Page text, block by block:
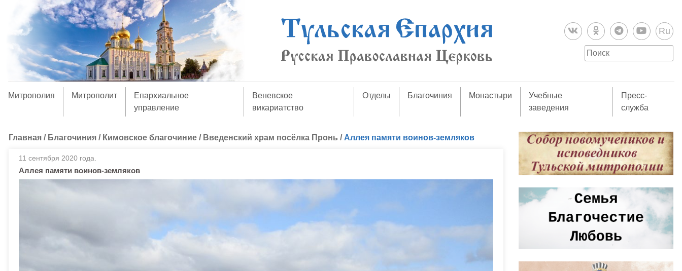
Ru
Митрополия Митрополит
Епархиальное
управление
Веневское
викариатство
Отделы Благочиния Монастыри
Учебные
заведения
Пресс-
служба
Главная / Благочиния / Кимовское благочиние / Введенский храм посёлка Пронь / Аллея памяти воинов-земляков
11 сентября 2020 года.
Аллея памяти воинов-земляков